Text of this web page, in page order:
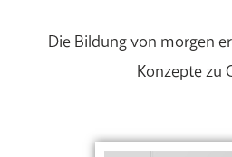
Die Bildung von morgen
Konzepte zu